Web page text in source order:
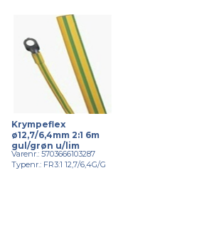
Krympeflex
ø12,7/6,4mm 2:1 6m
gul/grøn u/lim
Varenr.: 5703666103287
Typenr.: FR3:1 12,7/6,4G/G